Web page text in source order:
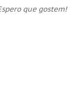
que gostem!